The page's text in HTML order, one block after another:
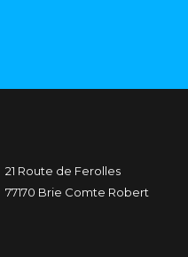
21 Route de Ferolles
77170 Brie Comte Robert